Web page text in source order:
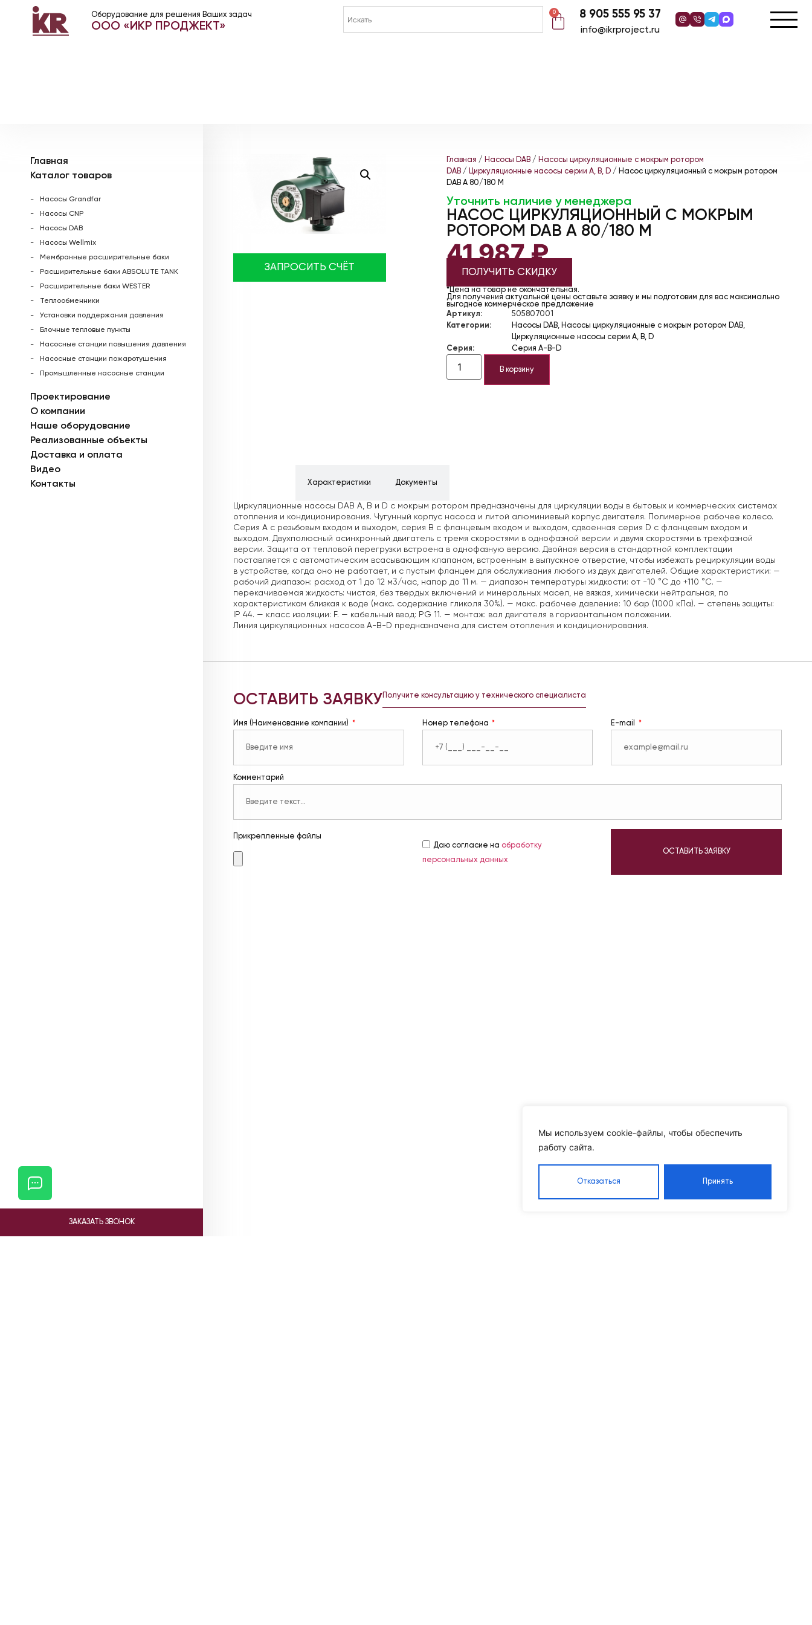
Мы используем cookie-файлы, чтобы обеспечить
работу сайта.
Отказаться Принять
Оборудование для решения Ваших задач
ООО «ИКР ПРОДЖЕКТ»
0 8 905 555 95 37
info@ikrproject.ru
Главная
Каталог товаров
Насосы Grandfar
Насосы CNP
Насосы DAB
Насосы Wellmix
Мембранные расширительные баки
Расширительные баки ABSOLUTE TANK
Расширительные баки WESTER
Теплообменники
Установки поддержания давления
Блочные тепловые пункты
Насосные станции повышения давления
Насосные станции пожаротушения
Промышленные насосные станции
Проектирование
О компании
Наше оборудование
Реализованные объекты
Доставка и оплата
Видео
Контакты
ЗАКАЗАТЬ ЗВОНОК
ЗАПРОСИТЬ СЧЁТ
Главная / Насосы DAB/ Насосы циркуляционные с мокрым ротором
DAB/ Циркуляционные насосы серии A, B, D/ Насос циркуляционный с мокрым ротором
DAB A 80/180 M
Уточнить наличие у менеджера
НАСОС ЦИРКУЛЯЦИОННЫЙ С МОКРЫМ
РОТОРОМ DAB A 80/180 M
41 987₽
ПОЛУЧИТЬ СКИДКУ
*Цена на товар не окончательная.
Для получения актуальной цены оставьте заявку и мы подготовим для вас максимально
выгодное коммерческое предложение
Артикул:
505807001
Категории:
Насосы DAB, Насосы циркуляционные с мокрым ротором DAB,
Циркуляционные насосы серии A, B, D
Серия:
Серия A-B-D
В корзину
Характеристики Документы
Циркуляционные насосы DAB A, B и D с мокрым ротором предназначены для циркуляции воды в бытовых и коммерческих системах
отопления и кондиционирования. Чугунный корпус насоса и литой алюминиевый корпус двигателя. Полимерное рабочее колесо.
Серия A с резьбовым входом и выходом, серия B с фланцевым входом и выходом, сдвоенная серия D с фланцевым входом и
выходом. Двухполюсный асинхронный двигатель с тремя скоростями в однофазной версии и двумя скоростями в трехфазной
версии. Защита от тепловой перегрузки встроена в однофазную версию. Двойная версия в стандартной комплектации
поставляется с автоматическим всасывающим клапаном, встроенным в выпускное отверстие, чтобы избежать рециркуляции воды
в устройстве, когда оно не работает, и с пустым фланцем для обслуживания любого из двух двигателей. Общие характеристики: —
рабочий диапазон: расход от 1 до 12 м3/час, напор до 11 м. — диапазон температуры жидкости: от -10 °C до +110 °C. —
перекачиваемая жидкость: чистая, без твердых включений и минеральных масел, не вязкая, химически нейтральная, по
характеристикам близкая к воде (макс. содержание гликоля 30%). — макс. рабочее давление: 10 бар (1000 кПа). — степень защиты:
IP 44. — класс изоляции: F. — кабельный ввод: PG 11. — монтаж: вал двигателя в горизонтальном положении.
Линия циркуляционных насосов A-B-D предназначена для систем отопления и кондиционирования.
ОСТАВИТЬ ЗАЯВКУПолучите консультацию у технического специалиста
Имя (Наименование компании) Номер телефона E-mail
Комментарий
Прикрепленные файлы
Даю согласие на обработку
персональных данных
ОСТАВИТЬ ЗАЯВКУ